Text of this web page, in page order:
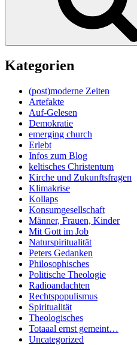
Kategorien
(post)moderne Zeiten
Artefakte
Auf-Gelesen
Demokratie
emerging church
Erlebt
Infos zum Blog
keltisches Christentum
Kirche und Zukunftsfragen
Klimakrise
Kollaps
Konsumgesellschaft
Männer, Frauen, Kinder
Mit Gott im Job
Naturspiritualität
Peters Gedanken
Philosophisches
Politische Theologie
Radioandachten
Rechtspopulismus
Spiritualität
Theologisches
Totaaal ernst gemeint…
Uncategorized